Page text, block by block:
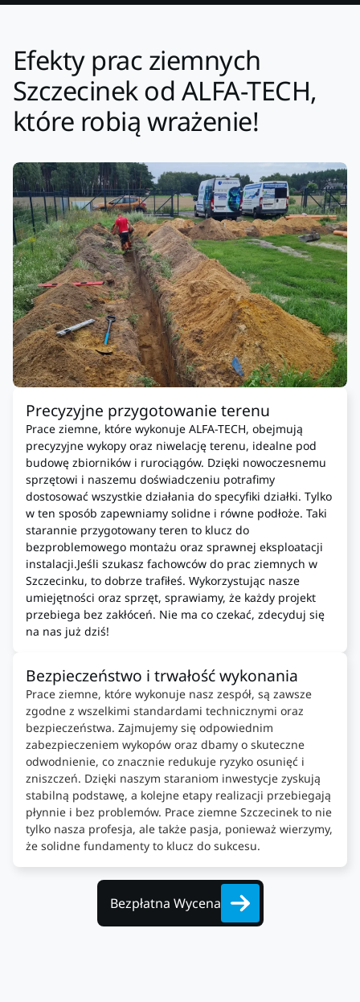
Efekty prac ziemnych
Szczecinek od ALFA-TECH,
które robią wrażenie!
Precyzyjne przygotowanie terenu
Prace ziemne, które wykonuje ALFA-TECH, obejmują
precyzyjne wykopy oraz niwelację terenu, idealne pod
budowę zbiorników i rurociągów. Dzięki nowoczesnemu
sprzętowi i naszemu doświadczeniu potrafimy
dostosować wszystkie działania do specyfiki działki. Tylko
w ten sposób zapewniamy solidne i równe podłoże. Taki
starannie przygotowany teren to klucz do
bezproblemowego montażu oraz sprawnej eksploatacji
instalacji.Jeśli szukasz fachowców do prac ziemnych w
Szczecinku, to dobrze trafiłeś. Wykorzystując nasze
umiejętności oraz sprzęt, sprawiamy, że każdy projekt
przebiega bez zakłóceń. Nie ma co czekać, zdecyduj się
na nas już dziś!
Bezpieczeństwo i trwałość wykonania
Prace ziemne, które wykonuje nasz zespół, są zawsze
zgodne z wszelkimi standardami technicznymi oraz
bezpieczeństwa. Zajmujemy się odpowiednim
zabezpieczeniem wykopów oraz dbamy o skuteczne
odwodnienie, co znacznie redukuje ryzyko osunięć i
zniszczeń. Dzięki naszym staraniom inwestycje zyskują
stabilną podstawę, a kolejne etapy realizacji przebiegają
płynnie i bez problemów. Prace ziemne Szczecinek to nie
tylko nasza profesja, ale także pasja, ponieważ wierzymy,
że solidne fundamenty to klucz do sukcesu.
Bezpłatna Wycena